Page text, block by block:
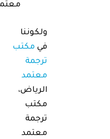
ولكوننا
في مكتب
ترجمة
معتمد
الرياض،
مكتب
ترجمة
معتمد